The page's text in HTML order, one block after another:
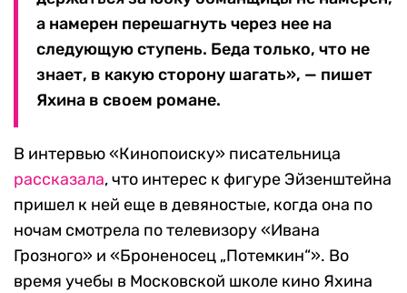
а намерен перешагнуть через нее на
следующую ступень. Беда только, что не
знает, в какую сторону шагать», — пишет
Яхина в своем романе.
В интервью «Кинопоиску» писательница
рассказала, что интерес к фигуре Эйзенштейна
пришел к ней еще в девяностые, когда она по
ночам смотрела по телевизору «Ивана
Грозного» и «Броненосец „Потемкин“». Во
время учебы в Московской школе кино Яхина